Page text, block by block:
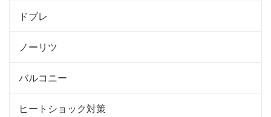
ドブレ
ノーリツ
バルコニー
ヒートショック対策